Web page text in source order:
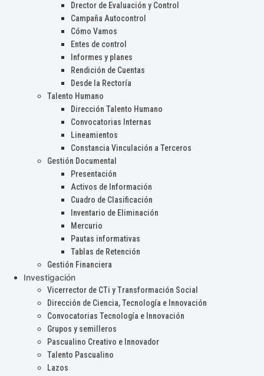
Drector de Evaluación y Control
Campaña Autocontrol
Cómo Vamos
Entes de control
Informes y planes
Rendición de Cuentas
Desde la Rectoría
Talento Humano
Dirección Talento Humano
Convocatorias Internas
Lineamientos
Constancia Vinculación a Terceros
Gestión Documental
Presentación
Activos de Información
Cuadro de Clasificación
Inventario de Eliminación
Mercurio
Pautas informativas
Tablas de Retención
Gestión Financiera
Investigación
Vicerrector de CTi y Transformación Social
Dirección de Ciencia, Tecnología e Innovación
Convocatorias Tecnología e Innovación
Grupos y semilleros
Pascualino Creativo e Innovador
Talento Pascualino
Lazos